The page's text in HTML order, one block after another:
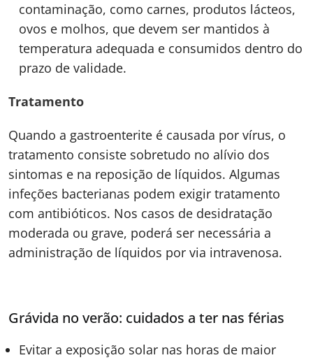
contaminação, como carnes, produtos lácteos,
ovos e molhos, que devem ser mantidos à
temperatura adequada e consumidos dentro do
prazo de validade.
Tratamento
Quando a gastroenterite é causada por vírus, o
tratamento consiste sobretudo no alívio dos
sintomas e na reposição de líquidos. Algumas
infeções bacterianas podem exigir tratamento
com antibióticos. Nos casos de desidratação
moderada ou grave, poderá ser necessária a
administração de líquidos por via intravenosa.
Grávida no verão: cuidados a ter nas férias
Evitar a exposição solar nas horas de maior